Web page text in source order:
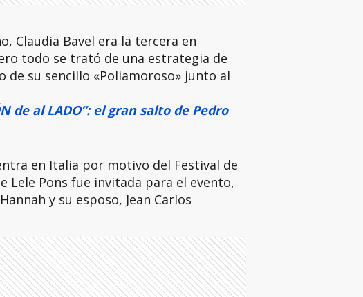
Claudia Bavel era la tercera en
todo se trató de una estrategia de
su sencillo «Poliamoroso» junto al
de al LADO”: el gran salto de Pedro
en Italia por motivo del Festival de
Lele Pons fue invitada para el evento,
y su esposo, Jean Carlos